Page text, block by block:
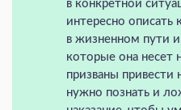
в конкретной
интересно
в жизненном пути и
которые она несет
призваны привести
нужно познать и